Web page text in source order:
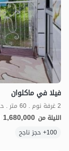
فيلا في ماكلوان
2 غرفة نوم . 60 متر . حتى 5 ضيف
الليلة من 1,680,000
100+ حجز ناجح